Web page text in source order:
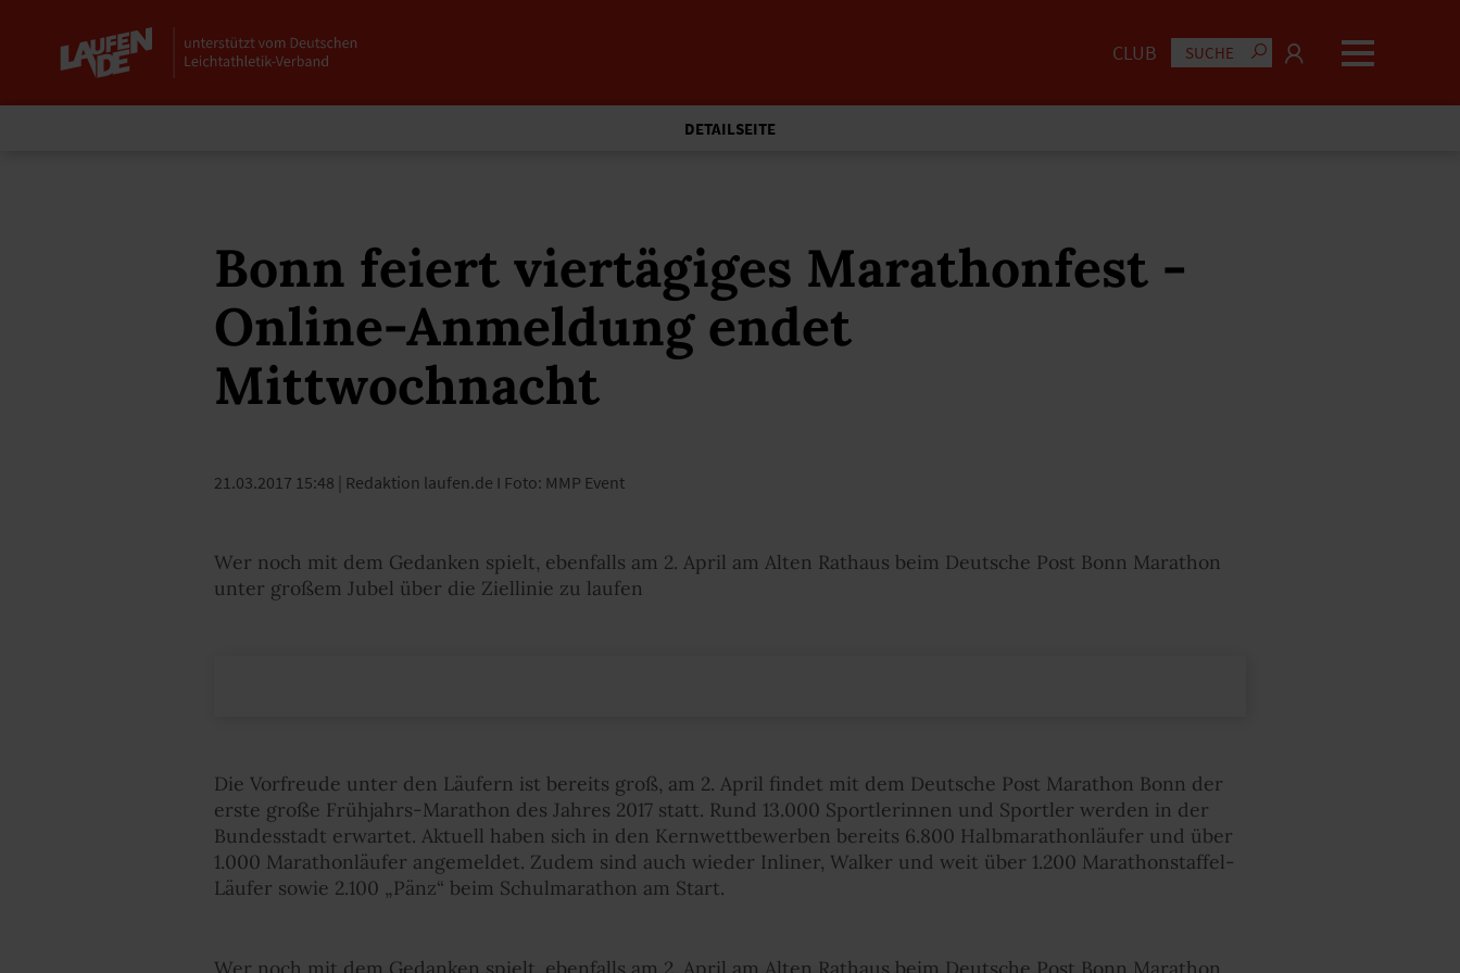
CLUB
DETAILSEITE
Bonn feiert viertägiges Marathonfest -
Online-Anmeldung endet
Mittwochnacht
21.03.2017 15:48 | Redaktion laufen.de I Foto: MMP Event
Wer noch mit dem Gedanken spielt, ebenfalls am 2. April am Alten Rathaus beim Deutsche Post Bonn Marathon
unter großem Jubel über die Ziellinie zu laufen
Die Vorfreude unter den Läufern ist bereits groß, am 2. April findet mit dem Deutsche Post Marathon Bonn der
erste große Frühjahrs-Marathon des Jahres 2017 statt. Rund 13.000 Sportlerinnen und Sportler werden in der
Bundesstadt erwartet. Aktuell haben sich in den Kernwettbewerben bereits 6.800 Halbmarathonläufer und über
1.000 Marathonläufer angemeldet. Zudem sind auch wieder Inliner, Walker und weit über 1.200 Marathonstaffel-
Läufer sowie 2.100 „Pänz“ beim Schulmarathon am Start.